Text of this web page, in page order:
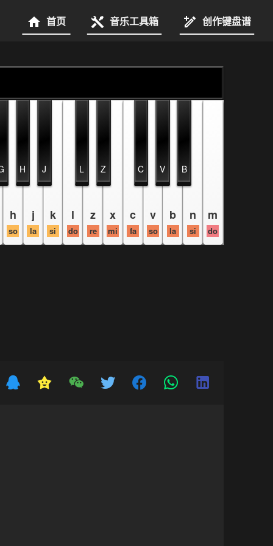
首页 音乐工具箱 创作键盘谱
h
so
j
la
k
si
l
do
z
re
x
mi
c
fa
v
so
b
la
n
si
m
do
H J L Z C V B